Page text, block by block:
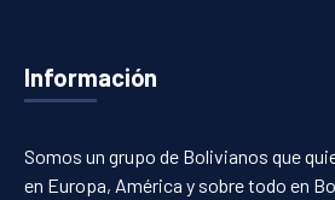
Información
Somos un grupo de Bolivianos que
en Europa, América y sobre todo en